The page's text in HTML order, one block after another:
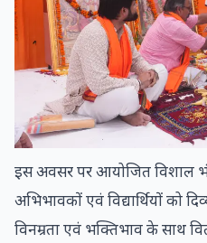
इस अवसर पर आयोजित विशाल
अभिभावकों एवं विद्यार्थियों को
विनम्रता एवं भक्तिभाव के साथ